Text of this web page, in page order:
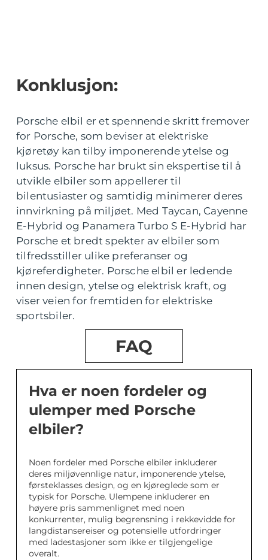
Konklusjon:
Porsche elbil er et spennende skritt fremover
for Porsche, som beviser at elektriske
kjøretøy kan tilby imponerende ytelse og
luksus. Porsche har brukt sin ekspertise til å
utvikle elbiler som appellerer til
bilentusiaster og samtidig minimerer deres
innvirkning på miljøet. Med Taycan, Cayenne
E-Hybrid og Panamera Turbo S E-Hybrid har
Porsche et bredt spekter av elbiler som
tilfredsstiller ulike preferanser og
kjøreferdigheter. Porsche elbil er ledende
innen design, ytelse og elektrisk kraft, og
viser veien for fremtiden for elektriske
sportsbiler.
FAQ
Hva er noen fordeler og
ulemper med Porsche
elbiler?
Noen fordeler med Porsche elbiler inkluderer
deres miljøvennlige natur, imponerende ytelse,
førsteklasses design, og en kjøreglede som er
typisk for Porsche. Ulempene inkluderer en
høyere pris sammenlignet med noen
konkurrenter, mulig begrensning i rekkevidde for
langdistansereiser og potensielle utfordringer
med ladestasjoner som ikke er tilgjengelige
overalt.